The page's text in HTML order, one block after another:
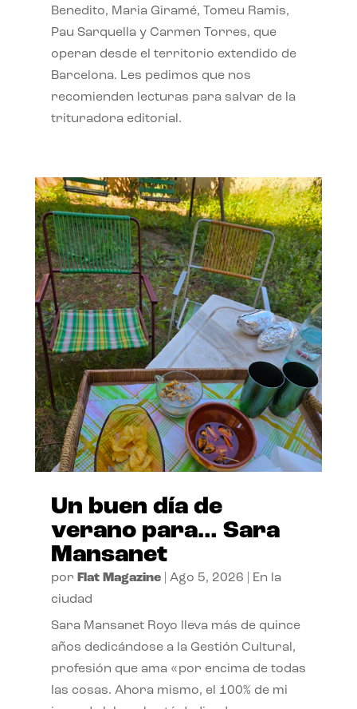
Benedito, Maria Giramé, Tomeu Ramis,
Pau Sarquella y Carmen Torres, que
operan desde el territorio extendido de
Barcelona. Les pedimos que nos
recomienden lecturas para salvar de la
trituradora editorial.
Un buen día de
verano para… Sara
Mansanet
por Flat Magazine| Ago 5, 2026
En la
ciudad
Sara Mansanet Royo lleva más de quince
años dedicándose a la Gestión Cultural,
profesión que ama «por encima de todas
las cosas. Ahora mismo, el 100% de mi